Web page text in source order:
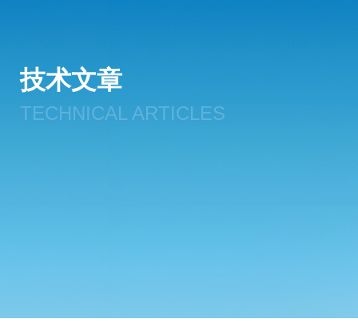
技术文章
TECHNICAL ARTICLES